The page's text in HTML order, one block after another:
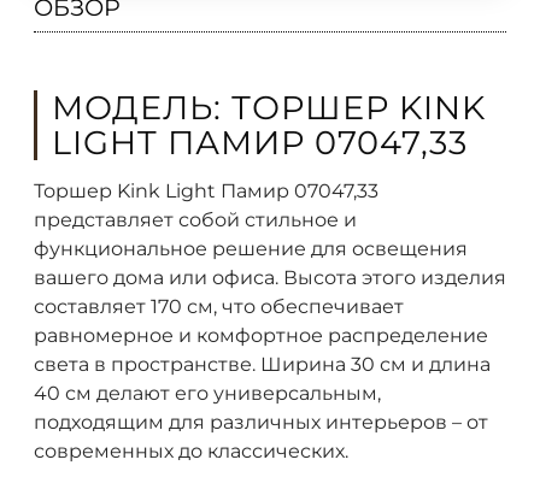
ОБЗОР
МОДЕЛЬ: ТОРШЕР KINK
LIGHT ПАМИР 07047,33
Торшер Kink Light Памир 07047,33
представляет собой стильное и
функциональное решение для освещения
вашего дома или офиса. Высота этого изделия
составляет 170 см, что обеспечивает
равномерное и комфортное распределение
света в пространстве. Ширина 30 см и длина
40 см делают его универсальным,
подходящим для различных интерьеров – от
современных до классических.